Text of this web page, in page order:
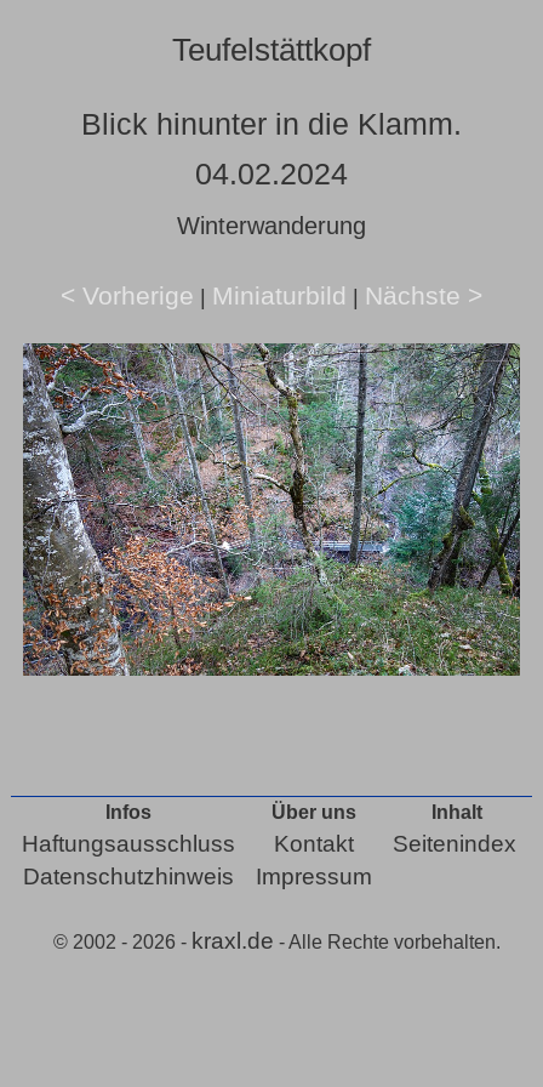
Teufelstättkopf
Blick hinunter in die Klamm.
04.02.2024
Winterwanderung
< Vorherige | Miniaturbild | Nächste >
Infos
Haftungsausschluss
Datenschutzhinweis
Über uns
Kontakt
Impressum
Inhalt
Seitenindex
© 2002 - 2026 - kraxl.de - Alle Rechte vorbehalten.